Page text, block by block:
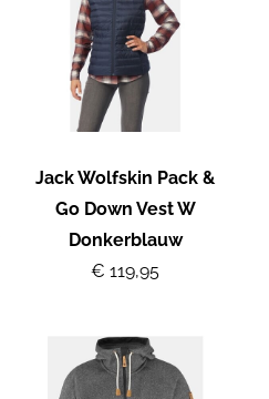
Jack Wolfskin Pack &
Go Down Vest W
Donkerblauw
€ 119,95